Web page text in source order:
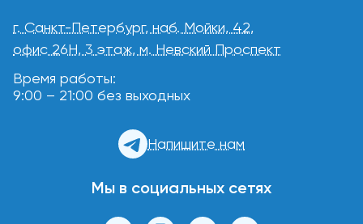
г. Санкт-Петербург, наб. Мойки, 42,
офис 26Н, 3 этаж, м. Невский Проспект
Время работы:
9:00 – 21:00 без выходных
Напишите нам
Мы в социальных сетях